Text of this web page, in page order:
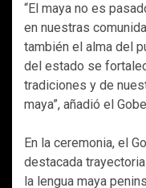
“El maya no es
en nuestras
también el alma del
del estado se
tradiciones y de
maya”, añadió el
En la ceremonia, el
destacada
la lengua maya